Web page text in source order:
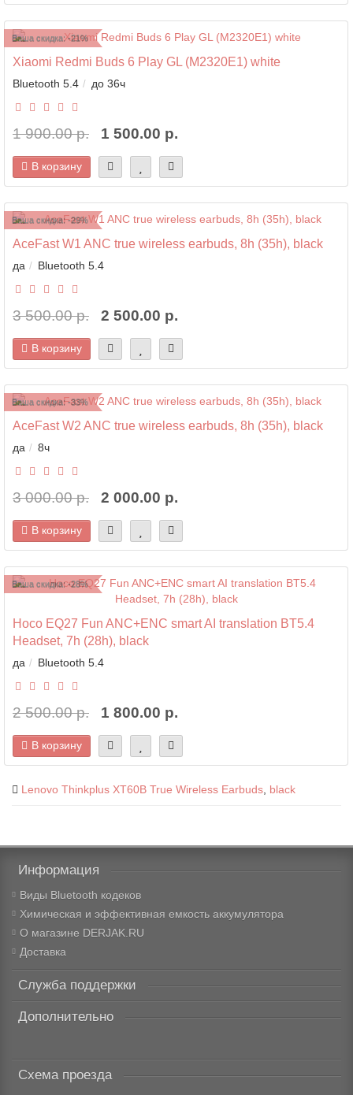
Ваша скидка: -21%
Xiaomi Redmi Buds 6 Play GL (M2320E1) white
Bluetooth 5.4 до 36ч
1 900.00 р. 1 500.00 р.
В корзину
Ваша скидка: -29%
AceFast W1 ANC true wireless earbuds, 8h (35h), black
да Bluetooth 5.4
3 500.00 р. 2 500.00 р.
В корзину
Ваша скидка: -33%
AceFast W2 ANC true wireless earbuds, 8h (35h), black
да 8ч
3 000.00 р. 2 000.00 р.
В корзину
Ваша скидка: -28%
Hoco EQ27 Fun ANC+ENC smart AI translation BT5.4
Headset, 7h (28h), black
да Bluetooth 5.4
2 500.00 р. 1 800.00 р.
В корзину
Lenovo Thinkplus XT60B True Wireless Earbuds black
Информация
Виды Bluetooth кодеков
Химическая и эффективная емкость аккумулятора
О магазине DERJAK.RU
Доставка
Служба поддержки
Дополнительно
Схема проезда